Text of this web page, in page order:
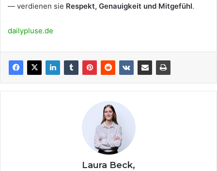
— verdienen sie Respekt, Genauigkeit und Mitgefühl.
dailypluse.de
Laura Beck,